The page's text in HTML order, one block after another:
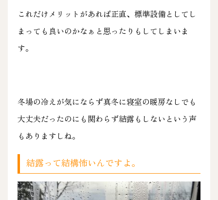
これだけメリットがあれば正直、標準設備としてし
まっても良いのかなぁと思ったりもしてしまいま
す。
冬場の冷えが気にならず真冬に寝室の暖房なしでも
大丈夫だったのにも関わらず結露もしないという声
もありますしね。
結露って結構怖いんですよ。